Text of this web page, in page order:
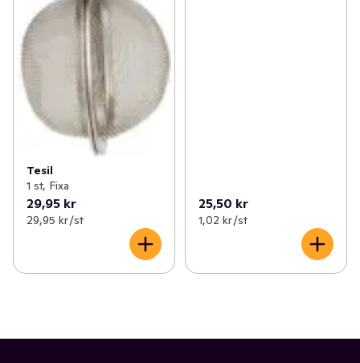
Tesil
1 st, Fixa
29,95 kr
29,95 kr /st
25,50 kr
1,02 kr /st